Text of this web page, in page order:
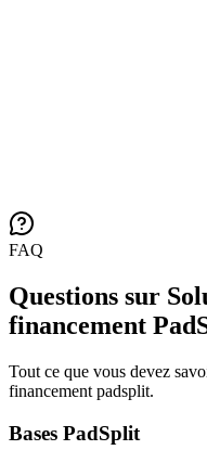
FAQ
Questions sur
financement
Tout ce que vous devez
financement padsplit.
Bases PadSplit